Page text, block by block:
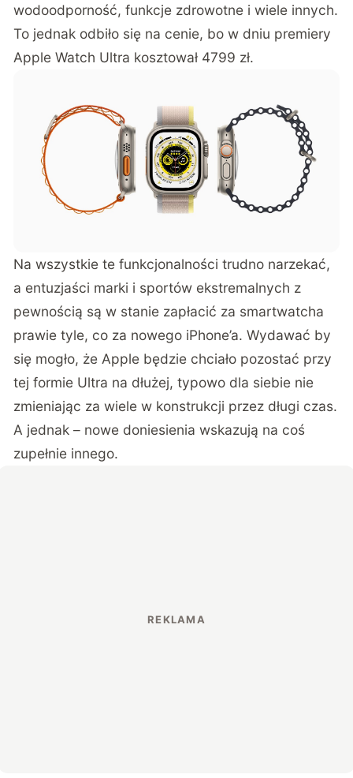
wodoodporność, funkcje zdrowotne i wiele innych.
To jednak odbiło się na cenie, bo w dniu premiery
Apple Watch Ultra kosztował 4799 zł.
Na wszystkie te funkcjonalności trudno narzekać,
a entuzjaści marki i sportów ekstremalnych z
pewnością są w stanie zapłacić za smartwatcha
prawie tyle, co za nowego iPhone’a. Wydawać by
się mogło, że Apple będzie chciało pozostać przy
tej formie Ultra na dłużej, typowo dla siebie nie
zmieniając za wiele w konstrukcji przez długi czas.
A jednak – nowe doniesienia wskazują na coś
zupełnie innego.